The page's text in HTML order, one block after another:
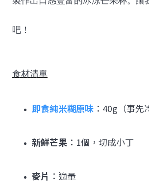
吧！
食材清單
即食純米糊原味 ：40g（事先
新鮮芒果 ：1個，切成小丁
麥片 ：適量